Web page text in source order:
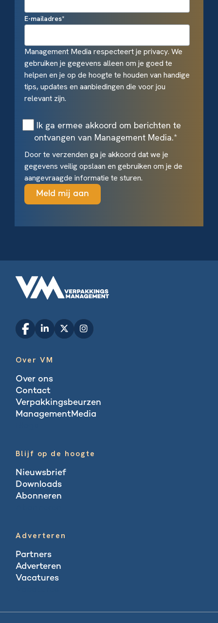
E-mailadres*
Management Media respecteert je privacy. We
gebruiken je gegevens alleen om je goed te
helpen en je op de hoogte te houden van handige
tips, updates en aanbiedingen die voor jou
relevant zijn.
Ik ga ermee akkoord om berichten te
ontvangen van Management Media.*
Door te verzenden ga je akkoord dat we je
gegevens veilig opslaan en gebruiken om je de
aangevraagde informatie te sturen.
Over VM
Over ons
Contact
Verpakkingsbeurzen
ManagementMedia
Blijf op de hoogte
Nieuwsbrief
Downloads
Abonneren
Adverteren
Partners
Adverteren
Vacatures